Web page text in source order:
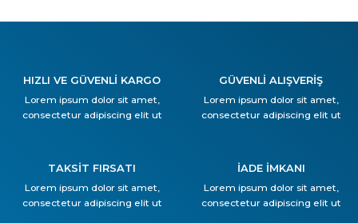
HIZLI VE GÜVENLİ KARGO
Lorem ipsum dolor sit amet,
consectetur adipiscing elit ut
GÜVENLİ ALIŞVERİŞ
Lorem ipsum dolor sit amet,
consectetur adipiscing elit ut
TAKSİT FIRSATI
Lorem ipsum dolor sit amet,
consectetur adipiscing elit ut
İADE İMKANI
Lorem ipsum dolor sit amet,
consectetur adipiscing elit ut